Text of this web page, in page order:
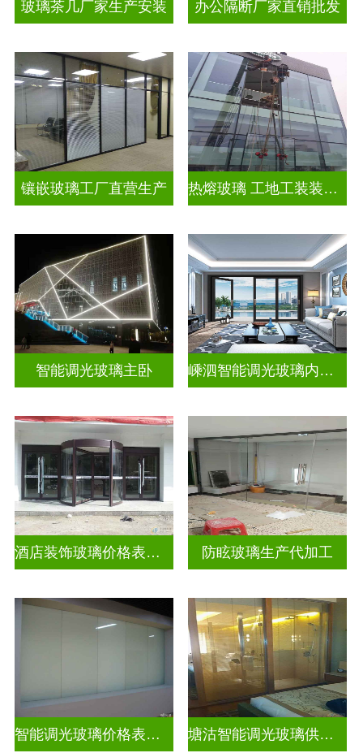
玻璃茶几厂家生产安装 办公隔断厂家直销批发
镶嵌玻璃工厂直营生产 热熔玻璃 工地工装装饰玻璃
智能调光玻璃主卧 嵊泗智能调光玻璃内置百叶隔断拆装
酒店装饰玻璃价格表生产电话 防眩玻璃生产代加工
智能调光玻璃价格表图片及价格 塘沽智能调光玻璃供应商